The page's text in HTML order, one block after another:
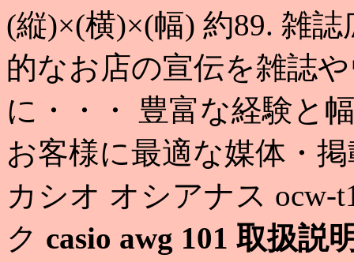
(縦)×(横)×(幅) 約89. 雑
的なお店の宣伝を雑誌
に・・・ 豊富な経験と
お客様に最適な媒体・
カシオ オシアナス ocw-
ク casio awg 101 取扱説